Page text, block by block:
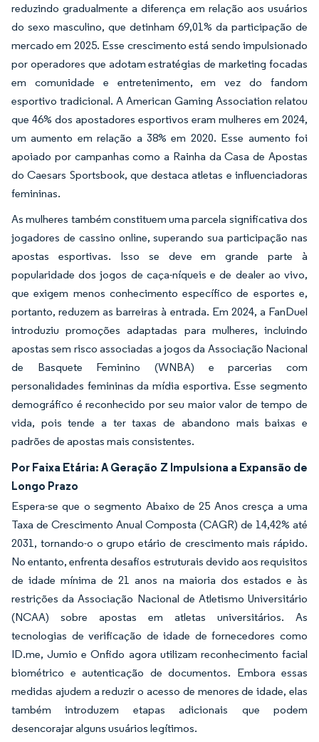
reduzindo gradualmente a diferença em relação aos usuários
do sexo masculino, que detinham 69,01% da participação de
mercado em 2025. Esse crescimento está sendo impulsionado
por operadores que adotam estratégias de marketing focadas
em comunidade e entretenimento, em vez do fandom
esportivo tradicional. A American Gaming Association relatou
que 46% dos apostadores esportivos eram mulheres em 2024,
um aumento em relação a 38% em 2020. Esse aumento foi
apoiado por campanhas como a Rainha da Casa de Apostas
do Caesars Sportsbook, que destaca atletas e influenciadoras
femininas.
As mulheres também constituem uma parcela significativa dos
jogadores de cassino online, superando sua participação nas
apostas esportivas. Isso se deve em grande parte à
popularidade dos jogos de caça-níqueis e de dealer ao vivo,
que exigem menos conhecimento específico de esportes e,
portanto, reduzem as barreiras à entrada. Em 2024, a FanDuel
introduziu promoções adaptadas para mulheres, incluindo
apostas sem risco associadas a jogos da Associação Nacional
de Basquete Feminino (WNBA) e parcerias com
personalidades femininas da mídia esportiva. Esse segmento
demográfico é reconhecido por seu maior valor de tempo de
vida, pois tende a ter taxas de abandono mais baixas e
padrões de apostas mais consistentes.
Por Faixa Etária: A Geração Z Impulsiona a Expansão de
Longo Prazo
Espera-se que o segmento Abaixo de 25 Anos cresça a uma
Taxa de Crescimento Anual Composta (CAGR) de 14,42% até
2031, tornando-o o grupo etário de crescimento mais rápido.
No entanto, enfrenta desafios estruturais devido aos requisitos
de idade mínima de 21 anos na maioria dos estados e às
restrições da Associação Nacional de Atletismo Universitário
(NCAA) sobre apostas em atletas universitários. As
tecnologias de verificação de idade de fornecedores como
ID.me, Jumio e Onfido agora utilizam reconhecimento facial
biométrico e autenticação de documentos. Embora essas
medidas ajudem a reduzir o acesso de menores de idade, elas
também introduzem etapas adicionais que podem
desencorajar alguns usuários legítimos.